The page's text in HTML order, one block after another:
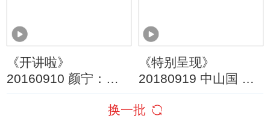
《开讲啦》
20160910 颜宁：女
《特别呈现》
20180919 中山国 第
换一批